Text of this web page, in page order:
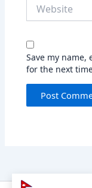
Save my
for the next